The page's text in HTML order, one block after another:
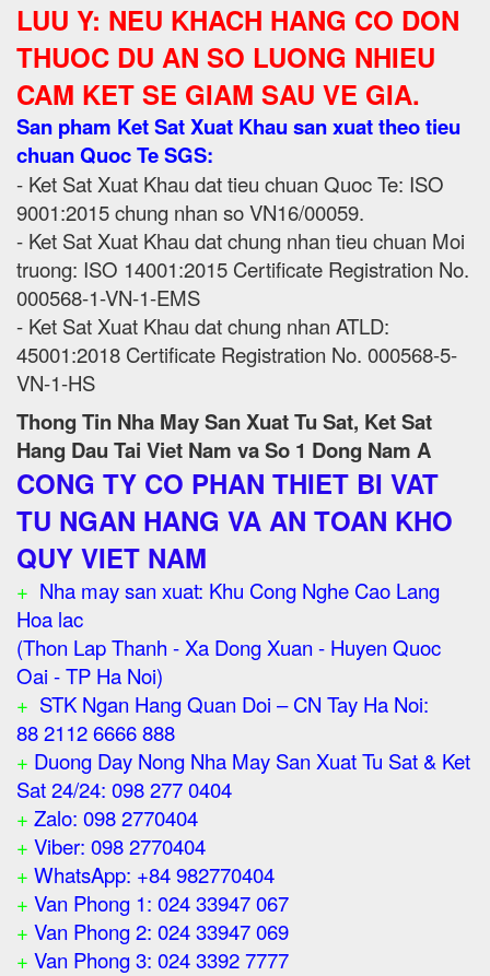
LUU Y: NEU KHACH HANG CO DON
THUOC DU AN SO LUONG NHIEU
CAM KET SE GIAM SAU VE GIA.
San pham Ket Sat Xuat Khau san xuat theo tieu
chuan Quoc Te SGS:
- Ket Sat Xuat Khau dat tieu chuan Quoc Te: ISO
9001:2015 chung nhan so VN16/00059.
- Ket Sat Xuat Khau dat chung nhan tieu chuan Moi
truong: ISO 14001:2015 Certificate Registration No.
000568-1-VN-1-EMS
- Ket Sat Xuat Khau dat chung nhan ATLD:
45001:2018 Certificate Registration No. 000568-5-
VN-1-HS
Thong Tin Nha May San Xuat Tu Sat, Ket Sat
Hang Dau Tai Viet Nam va So 1 Dong Nam A
CONG TY CO PHAN THIET BI VAT
TU NGAN HANG VA AN TOAN KHO
QUY VIET NAM
+ Nha may san xuat: Khu Cong Nghe Cao Lang
Hoa lac
(Thon Lap Thanh - Xa Dong Xuan - Huyen Quoc
Oai - TP Ha Noi)
+ STK Ngan Hang Quan Doi – CN Tay Ha Noi:
88 2112 6666 888
+ Duong Day Nong Nha May San Xuat Tu Sat & Ket
Sat 24/24: 098 277 0404
+ Zalo: 098 2770404
+ Viber: 098 2770404
+ WhatsApp: +84 982770404
+ Van Phong 1: 024 33947 067
+ Van Phong 2: 024 33947 069
+ Van Phong 3: 024 3392 7777